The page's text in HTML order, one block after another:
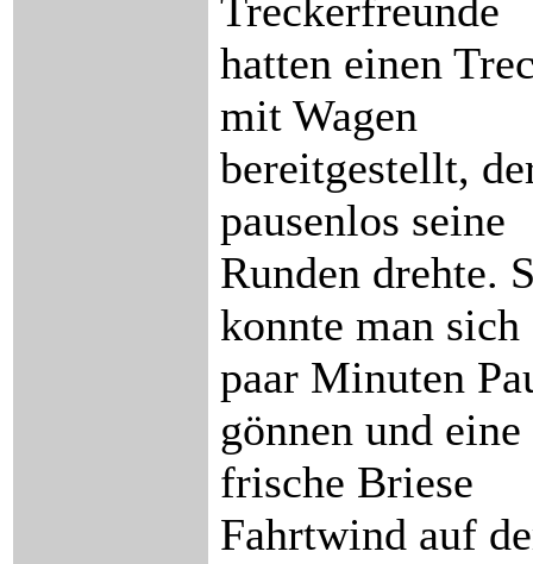
Treckerfreunde
hatten einen
mit Wagen
bereitgestellt,
pausenlos seine
Runden drehte.
konnte man sich
paar Minuten
gönnen und eine
frische Briese
Fahrtwind auf